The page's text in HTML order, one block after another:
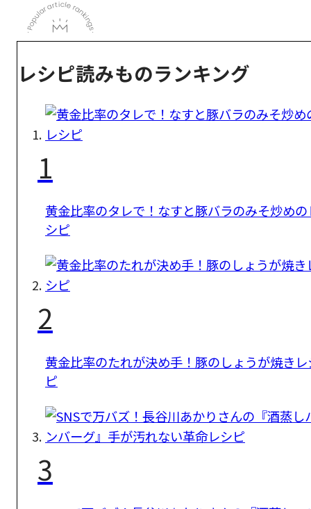
レシピ読みものランキング
1
黄金比率のタレで！なすと豚バラのみそ炒めの
シピ
2
黄金比率のたれが決め手！豚のしょうが焼きレ
ピ
3